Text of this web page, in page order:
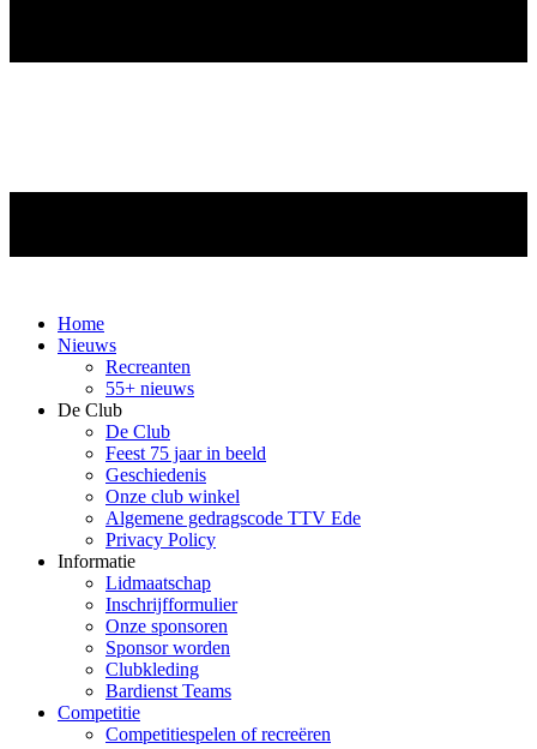
Home
Nieuws
Recreanten
55+ nieuws
De Club
De Club
Feest 75 jaar in beeld
Geschiedenis
Onze club winkel
Algemene gedragscode TTV Ede
Privacy Policy
Informatie
Lidmaatschap
Inschrijfformulier
Onze sponsoren
Sponsor worden
Clubkleding
Bardienst Teams
Competitie
Competitiespelen of recreëren